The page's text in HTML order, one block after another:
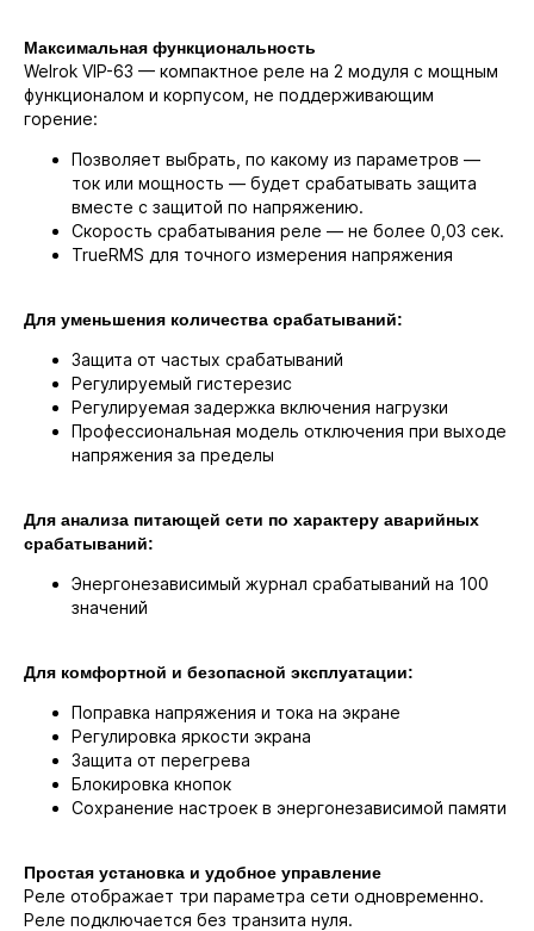
Максимальная функциональность
Welrok VIP-63 — компактное реле на 2 модуля с мощным
функционалом и корпусом, не поддерживающим
горение:
Позволяет выбрать, по какому из параметров —
ток или мощность — будет срабатывать защита
вместе с защитой по напряжению.
Скорость срабатывания реле — не более 0,03 сек.
TrueRMS для точного измерения напряжения
Для уменьшения количества срабатываний:
Защита от частых срабатываний
Регулируемый гистерезис
Регулируемая задержка включения нагрузки
Профессиональная модель отключения при выходе
напряжения за пределы
Для анализа питающей сети по характеру аварийных
срабатываний:
Энергонезависимый журнал срабатываний на 100
значений
Для комфортной и безопасной эксплуатации:
Поправка напряжения и тока на экране
Регулировка яркости экрана
Защита от перегрева
Блокировка кнопок
Сохранение настроек в энергонезависимой памяти
Простая установка и удобное управление
Реле отображает три параметра сети одновременно.
Реле подключается без транзита нуля.